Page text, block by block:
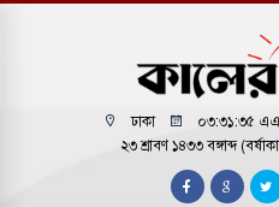
ঢাকা ০৩:৩১:৩৬
২৩ শ্রাবণ ১৪৩৩ বঙ্গাব্দ